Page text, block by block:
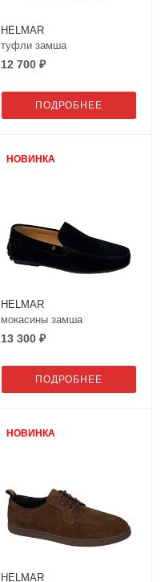
HELMAR
туфли замша
12 700 ₽
ПОДРОБНЕЕ
НОВИНКА
HELMAR
мокасины замша
13 300 ₽
ПОДРОБНЕЕ
НОВИНКА
HELMAR